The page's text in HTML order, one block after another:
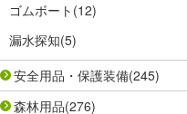
ゴムボート (12)
漏水探知(5)
安全用品・保護装備(245)
森林用品(276)